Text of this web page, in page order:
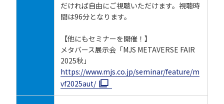
だければ自由にご視聴いただけます。視聴時
間は96分となります。
【他にもセミナーを開催！】
メタバース展示会「MJS METAVERSE FAIR
2025秋」
https://www.mjs.co.jp/seminar/feature/m
vf2025aut/